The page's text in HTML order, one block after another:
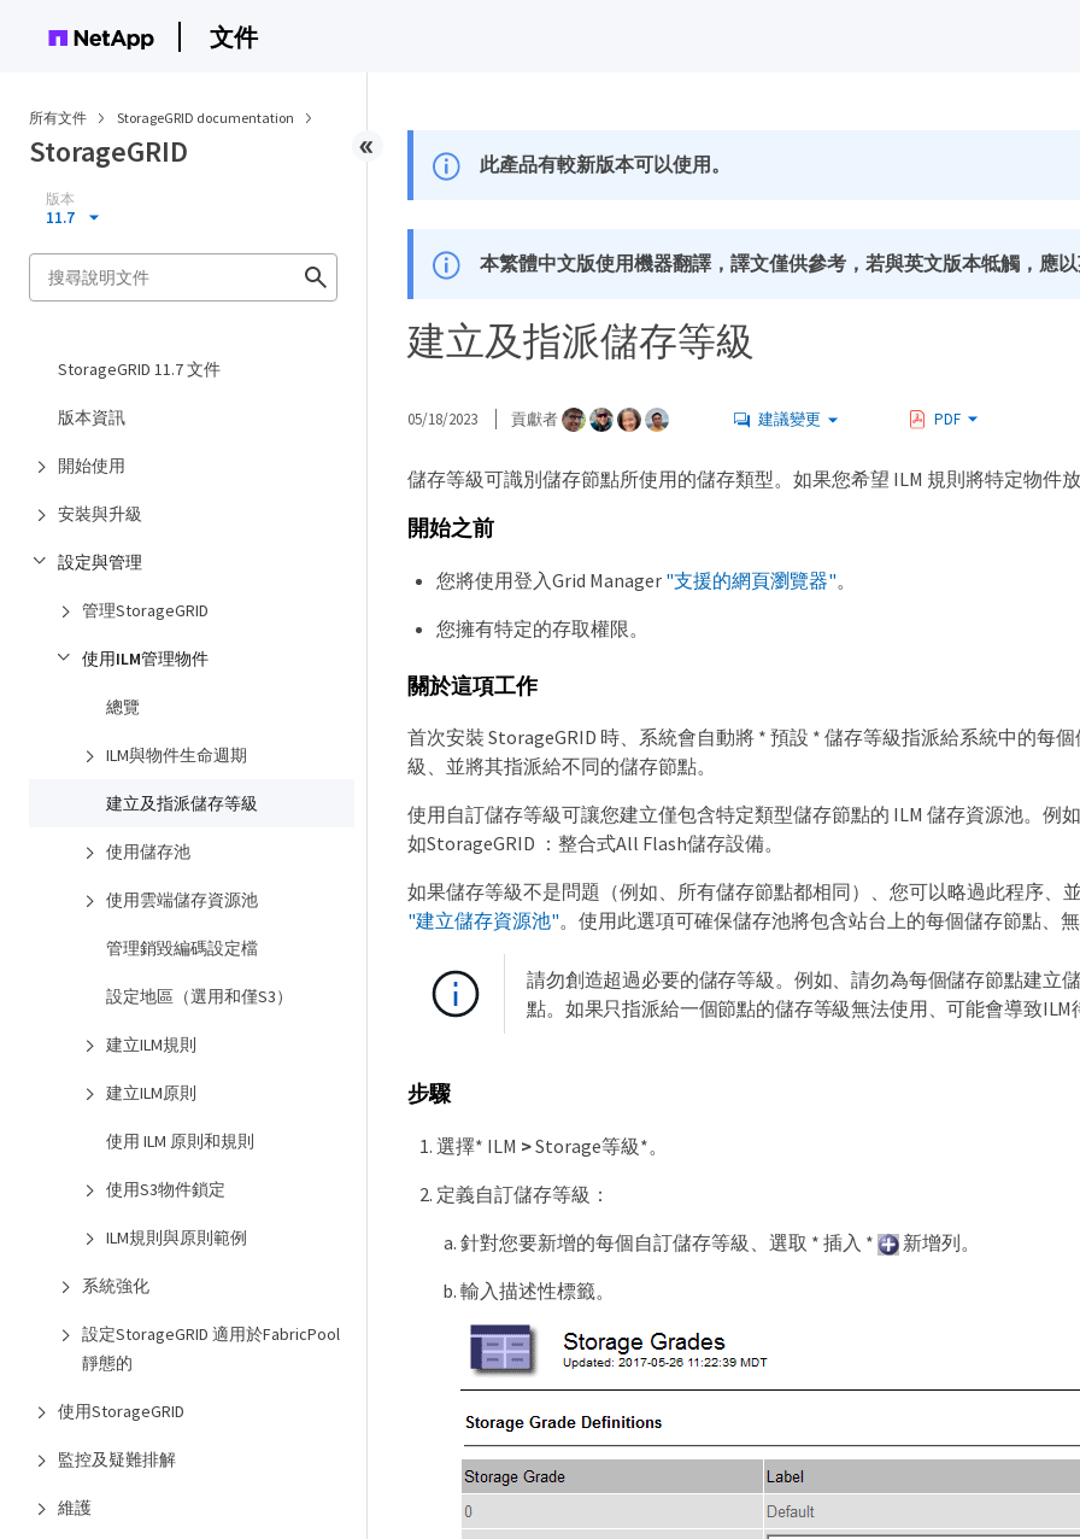
文件
所有文件 StorageGRID documentation
StorageGRID
版本
11.7
StorageGRID 11.7 文件
版本資訊
開始使用
安裝與升級
設定與管理
管理StorageGRID
使用ILM管理物件
總覽
ILM與物件生命週期
建立及指派儲存等級
使用儲存池
使用雲端儲存資源池
管理銷毀編碼設定檔
設定地區（選用和僅S3）
建立ILM規則
建立ILM原則
使用 ILM 原則和規則
使用S3物件鎖定
ILM規則與原則範例
系統強化
設定StorageGRID 適用於FabricPool
靜態的
使用StorageGRID
監控及疑難排解
維護
此產品有較新版本可以使用。
本繁體中文版使用機器翻譯，譯文僅供參考，若與英文版本牴觸，應
建立及指派儲存等級
05/18/2023 貢獻者 建議變更 PDF
儲存等級可識別儲存節點所使用的儲存類型。如果您希望 ILM 規則將特定物件
開始之前
您將使用登入Grid Manager "支援的網頁瀏覽器"。
您擁有特定的存取權限。
關於這項工作
首次安裝 StorageGRID 時、系統會自動將 * 預設 * 儲存等級指派給系統中的每
級、並將其指派給不同的儲存節點。
使用自訂儲存等級可讓您建立僅包含特定類型儲存節點的 ILM 儲存資源池。例
如StorageGRID ：整合式All Flash儲存設備。
如果儲存等級不是問題（例如、所有儲存節點都相同）、您可以略過此程序、
"建立儲存資源池"。使用此選項可確保儲存池將包含站台上的每個儲存節點、
請勿創造超過必要的儲存等級。例如、請勿為每個儲存節點建立
點。如果只指派給一個節點的儲存等級無法使用、可能會導致ILM
步驟
選擇* ILM >Storage等級*。
定義自訂儲存等級：
針對您要新增的每個自訂儲存等級、選取 * 插入 *
新增列。
輸入描述性標籤。